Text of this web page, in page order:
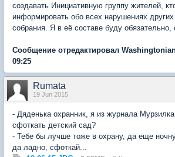
создавать Инициативную группу жителей,
информировать обо всех нарушениях
собрания. Я в её составе буду обязательно,
Сообщение отредактировал
09:25
Rumata
19 Jun 2015
- Дяденька охранник, я из журнала
сфоткать детский сад?
- Тебе бы лучше тоже в охрану, да еще
да ладно, сфоткай...